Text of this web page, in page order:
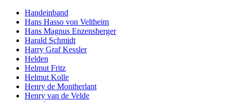
Handeinband
Hans Hasso von Veltheim
Hans Magnus Enzensberger
Harald Schmidt
Harry Graf Kessler
Helden
Helmut Fritz
Helmut Kolle
Henry de Montherlant
Henry van de Velde